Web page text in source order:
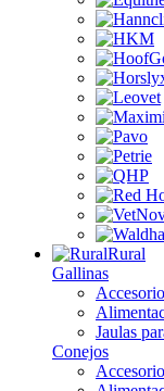
Rural
Gallinas
Jaulas
Conejos